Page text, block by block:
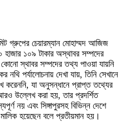
গ্রুপের চেয়ারম্যান মোহাম্মদ আজিজ
১০৯ টাকার অস্থাবর সম্পদের
স্থাবর সম্পদের তথ্য পাওয়া যায়নি
পর্যালোচনায় দেখা যায়, তিনি সেখানে
যা অনুসন্ধানে প্রাপ্ত তথ্যের
উল্লেখ করা হয়, তার প্রদর্শিত
নয় এবং সিঙ্গাপুরসহ বিভিন্ন দেশে
হয়েছেন বলে প্রতীয়মান হয়।